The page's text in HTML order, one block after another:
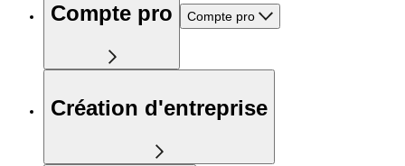
Compte pro Compte pro
Création d'entreprise